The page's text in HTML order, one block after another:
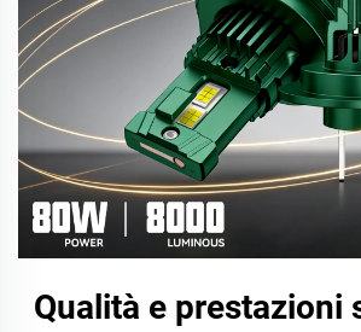
Qualità e prestazioni